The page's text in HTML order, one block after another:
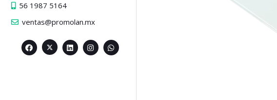
56 1987 5164
ventas@promolan.mx